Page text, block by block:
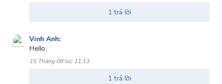
1 trả lời
Vinh Anh:
Hello
15 Tháng 08 lúc 11:13
1 trả lời